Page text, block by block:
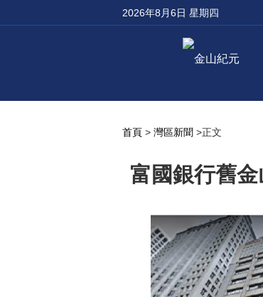
2026年8月6日 星期四
首頁 > 灣區新聞 >正文
富國銀行舊